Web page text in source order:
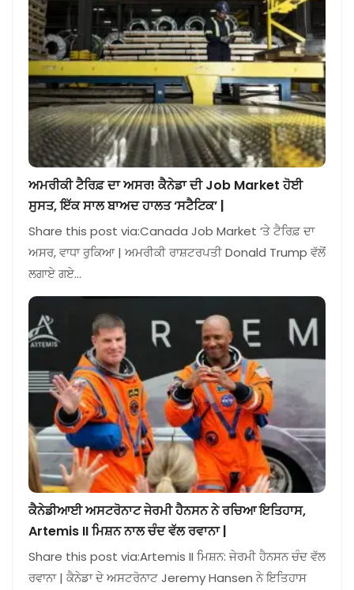
ਅਮਰੀਕੀ ਟੈਰਿਫ਼ ਦਾ ਅਸਰ! ਕੈਨੇਡਾ ਦੀ Job Market ਹੋਈ
ਸੁਸਤ, ਇੱਕ ਸਾਲ ਬਾਅਦ ਹਾਲਤ ‘ਸਟੈਟਿਕ’ |
Share this post via:Canada Job Market ‘ਤੇ ਟੈਰਿਫ਼ ਦਾ
ਅਸਰ, ਵਾਧਾ ਰੁਕਿਆ | ਅਮਰੀਕੀ ਰਾਸ਼ਟਰਪਤੀ Donald Trump ਵੱਲੋਂ
ਲਗਾਏ ਗਏ…
ਕੈਨੇਡੀਆਈ ਅਸਟਰੋਨਾਟ ਜੇਰਮੀ ਹੈਨਸਨ ਨੇ ਰਚਿਆ ਇਤਿਹਾਸ,
Artemis II ਮਿਸ਼ਨ ਨਾਲ ਚੰਦ ਵੱਲ ਰਵਾਨਾ |
Share this post via:Artemis II ਮਿਸ਼ਨ: ਜੇਰਮੀ ਹੈਨਸਨ ਚੰਦ ਵੱਲ
ਰਵਾਨਾ | ਕੈਨੇਡਾ ਦੇ ਅਸਟਰੋਨਾਟ Jeremy Hansen ਨੇ ਇਤਿਹਾਸ